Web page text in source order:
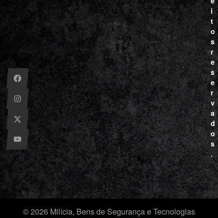
i
t
o
s
r
e
s
e
r
v
a
d
o
s
.
© 2026 Milícia, Bens de Segurança e Tecnologias